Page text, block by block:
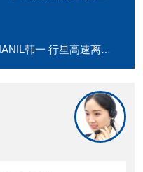
韩一 行星高速离心搅拌机